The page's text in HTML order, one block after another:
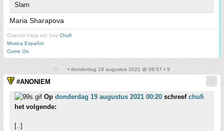
Slam
Maria Sharapova
Cuando haya sol, hay Chufi
Musica Español
Come On
• donderdag 19 augustus 2021 @ 08:57 • 9
#ANONIEM
Op donderdag 19 augustus 2021 00:20 schreef chufi
het volgende:
[..]